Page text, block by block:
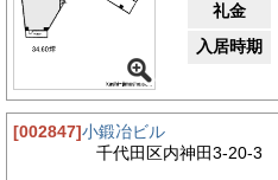
礼金
入居時期
[002847]小鍛冶ビル
千代田区内神田3-20-3